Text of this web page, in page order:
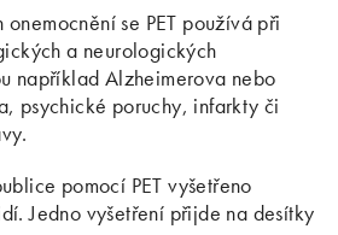
se PET používá při
a neurologických
například Alzheimerova nebo
psychické poruchy, infarkty či
pomocí PET vyšetřeno
Jedno vyšetření přijde na desítky